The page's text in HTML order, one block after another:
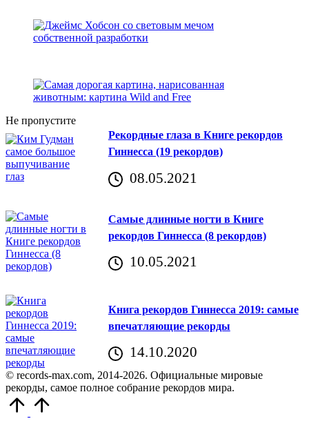
Не пропустите
Рекордные глаза в Книге рекордов
Гиннесса (19 рекордов)
08.05.2021
Самые длинные ногти в Книге
рекордов Гиннесса (8 рекордов)
10.05.2021
Книга рекордов Гиннесса 2019: самые
впечатляющие рекорды
14.10.2020
© records-max.com, 2014-2026. Официальные мировые
рекорды, самое полное собрание рекордов мира.